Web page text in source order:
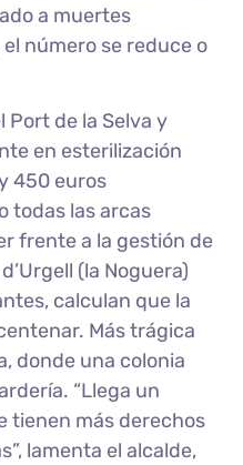
a muertes
número se reduce o
Port de la Selva y
en esterilización
450 euros
todas las arcas
frente a la gestión de
(la Noguera)
calculan que la
Más trágica
donde una colonia
“Llega un
tienen más derechos
lamenta el alcalde,